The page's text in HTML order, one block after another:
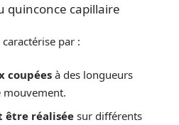
quinconce capillaire
par :
coupées à des longueurs
mouvement.
être réalisée sur différents